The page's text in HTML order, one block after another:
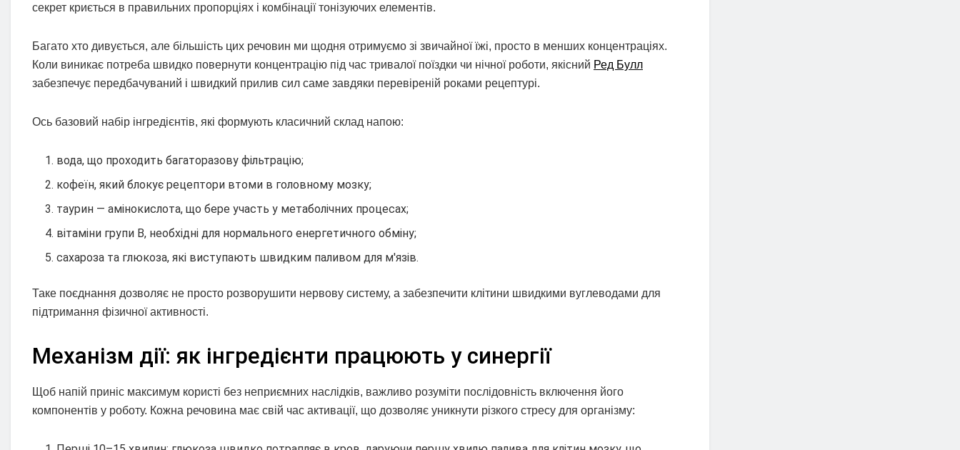
секрет криється в правильних пропорціях і комбінації тонізуючих елементів.
Багато хто дивується, але більшість цих речовин ми щодня отримуємо зі звичайної їжі, просто в менших концентраціях.
Коли виникає потреба швидко повернути концентрацію під час тривалої поїздки чи нічної роботи, якісний Ред Булл
забезпечує передбачуваний і швидкий прилив сил саме завдяки перевіреній роками рецептурі.
Ось базовий набір інгредієнтів, які формують класичний склад напою:
вода, що проходить багаторазову фільтрацію;
кофеїн, який блокує рецептори втоми в головному мозку;
таурин — амінокислота, що бере участь у метаболічних процесах;
вітаміни групи B, необхідні для нормального енергетичного обміну;
сахароза та глюкоза, які виступають швидким паливом для м'язів.
Таке поєднання дозволяє не просто розворушити нервову систему, а забезпечити клітини швидкими вуглеводами для
підтримання фізичної активності.
Механізм дії: як інгредієнти працюють у синергії
Щоб напій приніс максимум користі без неприємних наслідків, важливо розуміти послідовність включення його
компонентів у роботу. Кожна речовина має свій час активації, що дозволяє уникнути різкого стресу для організму: